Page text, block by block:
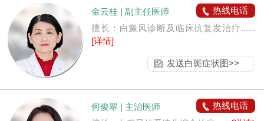
金云桂 | 副主任医师
热线电话
擅长：白癜风诊断及临床抗复发治疗......
[详情]
发送白斑症状图>>
何俊翠 | 主治医师
热线电话